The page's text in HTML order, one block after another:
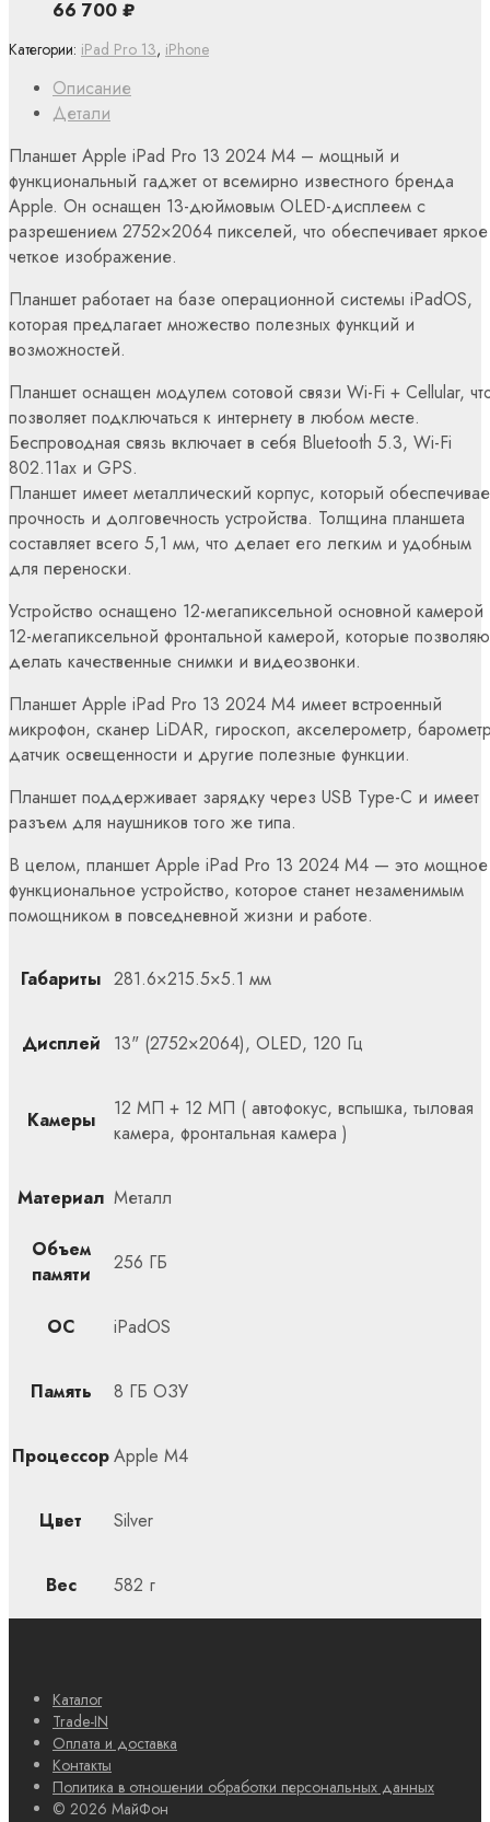
Описание
Детали
Планшет Apple iPad Pro 13 2024 M4 – мощный и
функциональный гаджет от всемирно известного бренда
Apple. Он оснащен 13-дюймовым OLED-дисплеем с
разрешением 2752×2064 пикселей, что обеспечивает
четкое изображение.
Планшет работает на базе операционной системы iPadOS,
которая предлагает множество полезных функций и
возможностей.
Планшет оснащен модулем сотовой связи Wi-Fi + Cellular,
позволяет подключаться к интернету в любом месте.
Беспроводная связь включает в себя Bluetooth 5.3, Wi-Fi
802.11ax и GPS.
Планшет имеет металлический корпус, который
прочность и долговечность устройства. Толщина планшета
составляет всего 5,1 мм, что делает его легким и удобным
для переноски.
Устройство оснащено 12-мегапиксельной основной камерой
12-мегапиксельной фронтальной камерой, которые
делать качественные снимки и видеозвонки.
Планшет Apple iPad Pro 13 2024 M4 имеет встроенный
микрофон, сканер LiDAR, гироскоп, акселерометр,
датчик освещенности и другие полезные функции.
Планшет поддерживает зарядку через USB Type-C и имеет
разъем для наушников того же типа.
В целом, планшет Apple iPad Pro 13 2024 M4 — это
функциональное устройство, которое станет незаменимым
помощником в повседневной жизни и работе.
Габариты 281.6×215.5×5.1 мм
Дисплей 13" (2752×2064), OLED, 120 Гц
Камеры
12 МП + 12 МП ( автофокус, вспышка, тыловая
камера, фронтальная камера )
Материал Металл
Объем
памяти
256 ГБ
ОС iPadOS
Память 8 ГБ ОЗУ
ПроцессорApple M4
Цвет Silver
Вес 582 г
Категории: iPad Pro 13, iPhone
66 700 ₽
Каталог
Trade-IN
Оплата и доставка
Контакты
Политика в отношении обработки персональных данных
© 2026 МайФон